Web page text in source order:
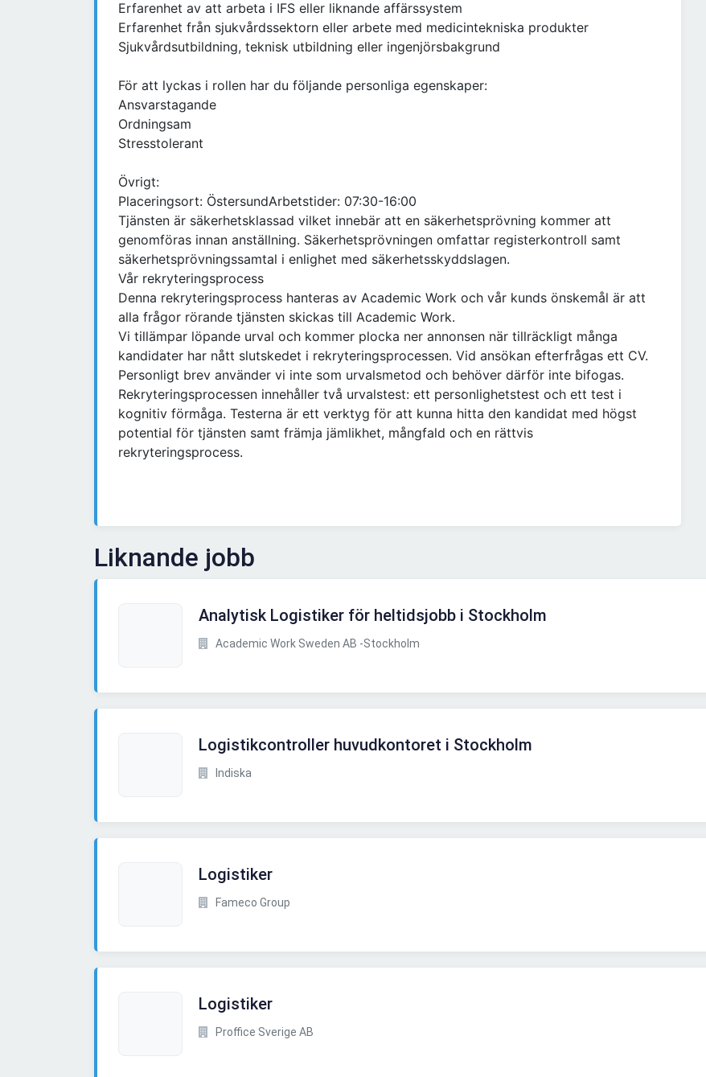
Erfarenhet av att arbeta i IFS eller liknande affärssystem
Erfarenhet från sjukvårdssektorn eller arbete med medicintekniska produkter
Sjukvårdsutbildning, teknisk utbildning eller ingenjörsbakgrund
För att lyckas i rollen har du följande personliga egenskaper:
Ansvarstagande
Ordningsam
Stresstolerant
Övrigt:
Placeringsort: ÖstersundArbetstider: 07:30-16:00
Tjänsten är säkerhetsklassad vilket innebär att en säkerhetsprövning kommer att
genomföras innan anställning. Säkerhetsprövningen omfattar registerkontroll samt
säkerhetsprövningssamtal i enlighet med säkerhetsskyddslagen.
Vår rekryteringsprocess
Denna rekryteringsprocess hanteras av Academic Work och vår kunds önskemål är att
alla frågor rörande tjänsten skickas till Academic Work.
Vi tillämpar löpande urval och kommer plocka ner annonsen när tillräckligt många
kandidater har nått slutskedet i rekryteringsprocessen. Vid ansökan efterfrågas ett CV.
Personligt brev använder vi inte som urvalsmetod och behöver därför inte bifogas.
Rekryteringsprocessen innehåller två urvalstest: ett personlighetstest och ett test i
kognitiv förmåga. Testerna är ett verktyg för att kunna hitta den kandidat med högst
potential för tjänsten samt främja jämlikhet, mångfald och en rättvis
rekryteringsprocess.
Liknande jobb
Analytisk Logistiker för heltidsjobb i Stockholm
Academic Work Sweden AB -Stockholm
Logistikcontroller huvudkontoret i Stockholm
Indiska
Logistiker
Fameco Group
Logistiker
Proffice Sverige AB